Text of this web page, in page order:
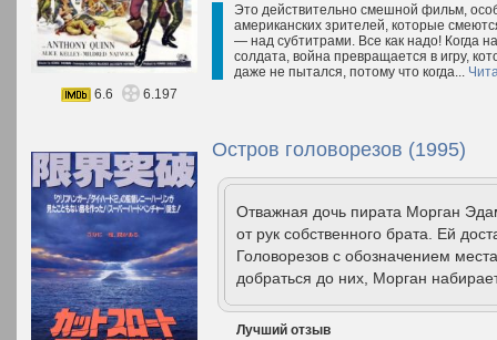
Это действительно смешной фильм,
американских зрителей, которые
— над субтитрами. Все как надо! Когда
солдата, война превращается в игру,
даже не пытался, потому что когда...
6.6
6.197
Остров головорезов (1995)
Отважная дочь пирата Морган
от рук собственного брата. Ей
Головорезов с обозначением
добраться до них, Морган
Лучший отзыв